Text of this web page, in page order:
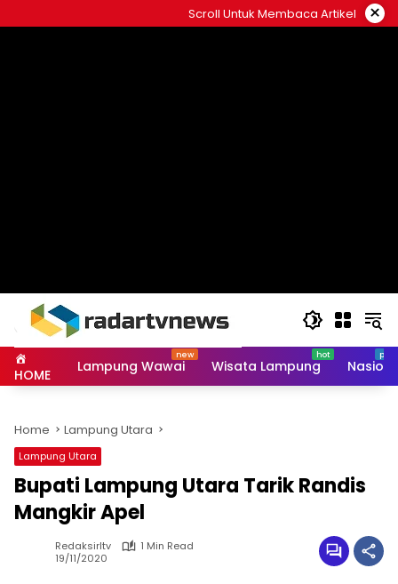
to
Scroll Untuk Membaca Artikel ×
HOME Lampung Wawai Wisata Lampung
Home Lampung Utara
Lampung Utara
Bupati Lampung Utara Tarik Randis
Mangkir Apel
Redaksirltv
1 Min Read
19/11/2020